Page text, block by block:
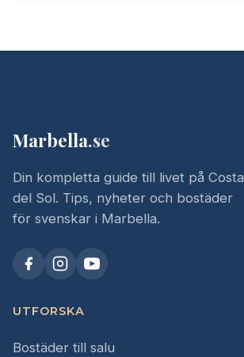
Marbella.se
Din kompletta guide till livet på Costa
del Sol. Tips, nyheter och bostäder
för svenskar i Marbella.
UTFORSKA
Bostäder till salu